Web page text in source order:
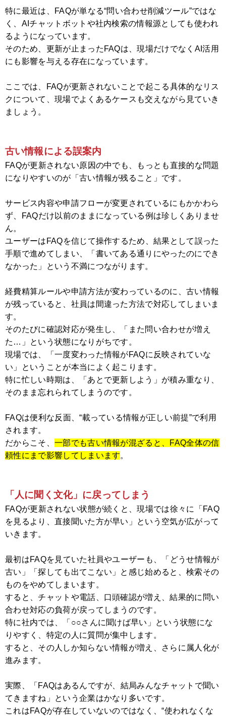
特に最近は、FAQが単なる“問い合わせ削減ツール”ではな
く、AIチャットボットや社内検索の情報源としても使われ
るようになっています。
そのため、更新が止まったFAQは、現場だけでなくAI活用
にも影響を与える存在になっています。
ここでは、FAQが更新されないことで起こる具体的なリス
クについて、現場でよくあるケースも交えながら見ていき
ましょう。
古い情報による誤案内
FAQが更新されない原因の中でも、もっとも直接的な問題
になりやすいのが「古い情報が残ること」です。
サービス内容や申請フローが変更されているにもかかわら
ず、FAQだけ以前のままになっている例は珍しくありませ
ん。
ユーザーはFAQを信じて操作するため、結果として誤った
手順で進めてしまい、「書いてある通りにやったのにでき
なかった」という不満につながります。
経費精算ルールや申請方法が変わっているのに、古い情報
が残っていると、社員は間違った方法で対応してしまいま
す。
そのたびに確認対応が発生し、「また問い合わせが増え
た…」という状態になりがちです。
現場では、「一度変わった情報がFAQに反映されていな
い」ということが本当によく起こります。
特に忙しい時期は、「あとで更新しよう」が積み重なり、
そのまま忘れられてしまうのです。
FAQは便利な反面、“載っている情報が正しい前提”で利用
されます。
だからこそ、 一部でも古い情報が混ざると、FAQ全体の信
頼性にまで影響してしまいます。
「人に聞く文化」に戻ってしまう
FAQが更新されない状態が続くと、現場では徐々に「FAQ
を見るより、直接聞いた方が早い」という空気が広がって
いきます。
最初はFAQを見ていた社員やユーザーも、「どうせ情報が
古い」「探しても出てこない」と感じ始めると、検索その
ものをやめてしまいます。
すると、チャットや電話、口頭確認が増え、結果的に問い
合わせ対応の負荷が戻ってしまうのです。
特に社内では、「○○さんに聞けば早い」という状態にな
りやすく、特定の人に質問が集中します。
すると、その人しか知らない情報が増え、さらに属人化が
進みます。
実際、「FAQはあるんですが、結局みんなチャットで聞い
てきますね」という企業はかなり多いです。
これはFAQが存在していないのではなく、“使われなくな